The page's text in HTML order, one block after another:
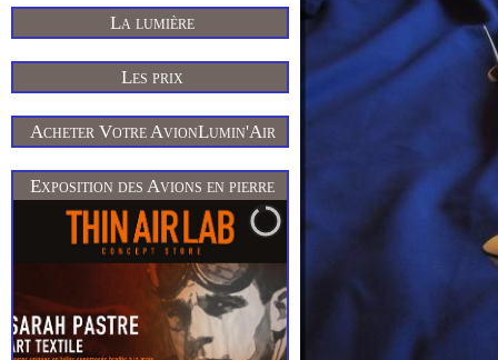
La lumière
Les prix
Acheter Votre AvionLumin'Air
Exposition des Avions en pierre